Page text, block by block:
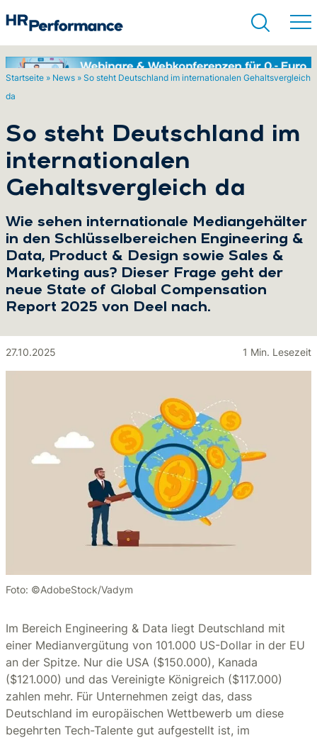
Startseite » News » So steht Deutschland im internationalen Gehaltsvergleich
da
So steht Deutschland im
internationalen
Gehaltsvergleich da
Wie sehen internationale Mediangehälter
in den Schlüsselbereichen Engineering &
Data, Product & Design sowie Sales &
Marketing aus? Dieser Frage geht der
neue State of Global Compensation
Report 2025 von Deel nach.
27.10.2025 1 Min. Lesezeit
Foto: ©AdobeStock/Vadym
Im Bereich Engineering & Data liegt Deutschland mit
einer Medianvergütung von 101.000 US-Dollar in der EU
an der Spitze. Nur die USA ($150.000), Kanada
($121.000) und das Vereinigte Königreich ($117.000)
zahlen mehr. Für Unternehmen zeigt das, dass
Deutschland im europäischen Wettbewerb um diese
begehrten Tech-Talente gut aufgestellt ist, im